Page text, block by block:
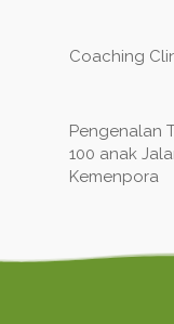
Coaching
Pengenalan
100 anak
Kemenpora